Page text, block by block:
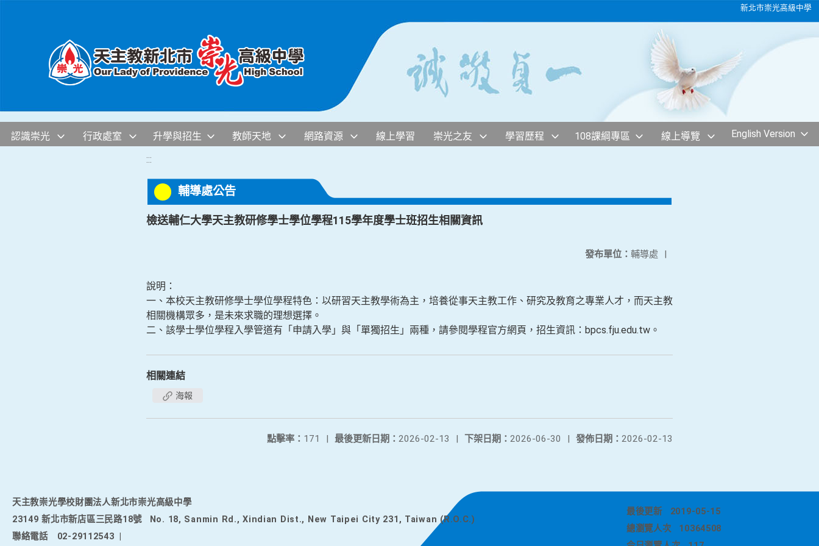
新北市崇光高級中學
認識崇光 行政處室 升學與招生 教師天地 網路資源 線上學習 崇光之友 學習歷程 108課綱專區 線上導覽 English Version
:::
輔導處公告
檢送輔仁大學天主教研修學士學位學程115學年度學士班招生相關資訊
發布單位： 輔導處 |
說明：
一、本校天主教研修學士學位學程特色：以研習天主教學術為主，培養從事天主教工作、研究及教育之專業人才，而天主教
相關機構眾多，是未來求職的理想選擇。
二、該學士學位學程入學管道有「申請入學」與「單獨招生」兩種，請參閱學程官方網頁，招生資訊：bpcs.fju.edu.tw。
相關連結
海報
發佈日期： 2026-02-13
下架日期： 2026-06-30 |
最後更新日期： 2026-02-13 |
點擊率： 171 |
天主教崇光學校財團法人新北市崇光高級中學
23149 新北市新店區三民路18號
No. 18, Sanmin Rd., Xindian Dist., New Taipei City 231, Taiwan (R.O.C.)
聯絡電話
02-29112543
最後更新
2019-05-15
總瀏覽人次
10364508